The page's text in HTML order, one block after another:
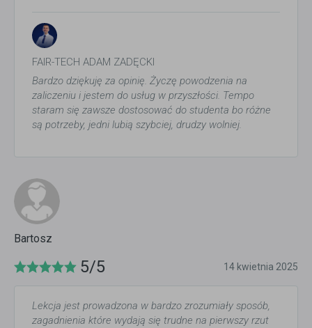
FAIR-TECH ADAM ZADĘCKI
Bardzo dziękuję za opinię. Życzę powodzenia na
zaliczeniu i jestem do usług w przyszłości. Tempo
staram się zawsze dostosować do studenta bo różne
są potrzeby, jedni lubią szybciej, drudzy wolniej.
Bartosz
5/5 14 kwietnia 2025
Lekcja jest prowadzona w bardzo zrozumiały sposób,
zagadnienia które wydają się trudne na pierwszy rzut